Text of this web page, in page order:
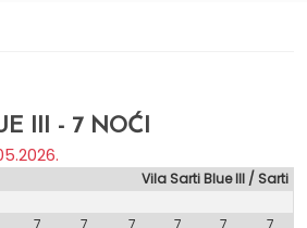
III - 7 NOĆI
Vila Sarti Blue III / Sarti